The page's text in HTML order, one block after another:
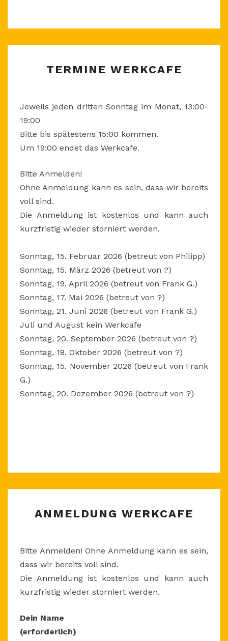
WERKCAFE
TERMINE WERKCAFE
Jeweils jeden dritten Sonntag im Monat, 13:00-
19:00
Bitte bis spätestens 15:00 kommen.
Um 19:00 endet das Werkcafe.
Bitte Anmelden!
Ohne Anmeldung kann es sein, dass wir bereits
voll sind.
Die Anmeldung ist kostenlos und kann auch
kurzfristig wieder storniert werden.
Sonntag, 15. Februar 2026 (betreut von Philipp)
Sonntag, 15. März 2026 (betreut von ?)
Sonntag, 19. April 2026 (betreut von Frank G.)
Sonntag, 17. Mai 2026 (betreut von ?)
Sonntag, 21. Juni 2026 (betreut von Frank G.)
Juli und August kein Werkcafe
Sonntag, 20. September 2026 (betreut von ?)
Sonntag, 18. Oktober 2026 (betreut von ?)
Sonntag, 15. November 2026 (betreut von Frank
G.)
Sonntag, 20. Dezember 2026 (betreut von ?)
WERKCAFE
ANMELDUNG WERKCAFE
Bitte Anmelden! Ohne Anmeldung kann es sein,
dass wir bereits voll sind.
Die Anmeldung ist kostenlos und kann auch
kurzfristig wieder storniert werden.
Dein Name
(erforderlich)